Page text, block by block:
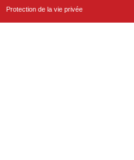
Protection de la vie privée